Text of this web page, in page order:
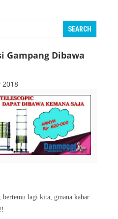
Gampang Dibawa
2018
lagi kita, gmana kabar